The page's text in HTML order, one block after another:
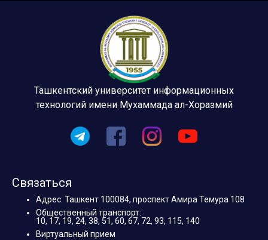
Ташкентский университет информационных
технологий имени Мухаммада ал-Хоразмий
Связаться
Адрес: Ташкент 100084, проспект Амира Темура 108
Общественный транспорт:
10, 17, 19, 24, 38, 51, 60, 67, 72, 93, 115, 140
Виртуальный прием